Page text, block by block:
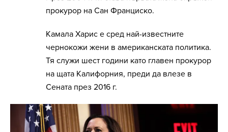
прокурор на Сан Франциско.
Камала Харис е сред най-известните
чернокожи жени в американската политика.
Тя служи шест години като главен прокурор
на щата Калифорния, преди да влезе в
Сената през 2016 г.